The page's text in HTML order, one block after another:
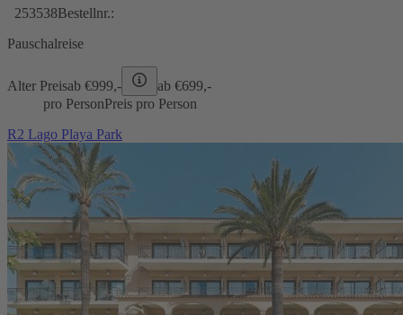
253538Bestellnr.:
Pauschalreise
Alter Preisab €999,- ab €699,-
pro PersonPreis pro Person
R2 Lago Playa Park